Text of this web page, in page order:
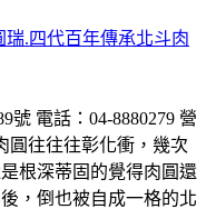
瑞.四代百年傳承北斗肉
號 電話：04-8880279 營
圓往往往彰化衝，幾次
根深蒂固的覺得肉圓還
，倒也被自成一格的北